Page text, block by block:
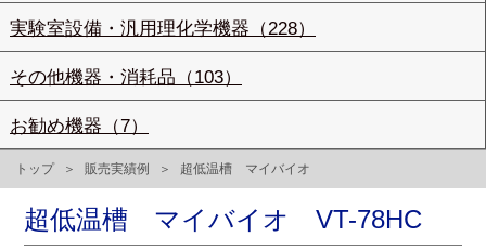
実験室設備・汎用理化学機器（228）
その他機器・消耗品（103）
お勧め機器（7）
トップ 販売実績例 超低温槽 マイバイオ
超低温槽 マイバイオ VT-78HC